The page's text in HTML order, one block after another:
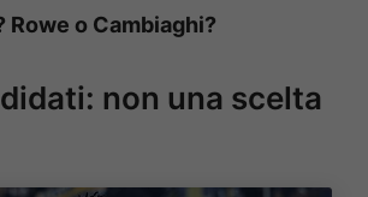
Rowe o Cambiaghi?
non una scelta